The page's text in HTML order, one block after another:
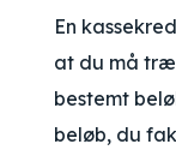
En
at du må
bestemt
beløb, du